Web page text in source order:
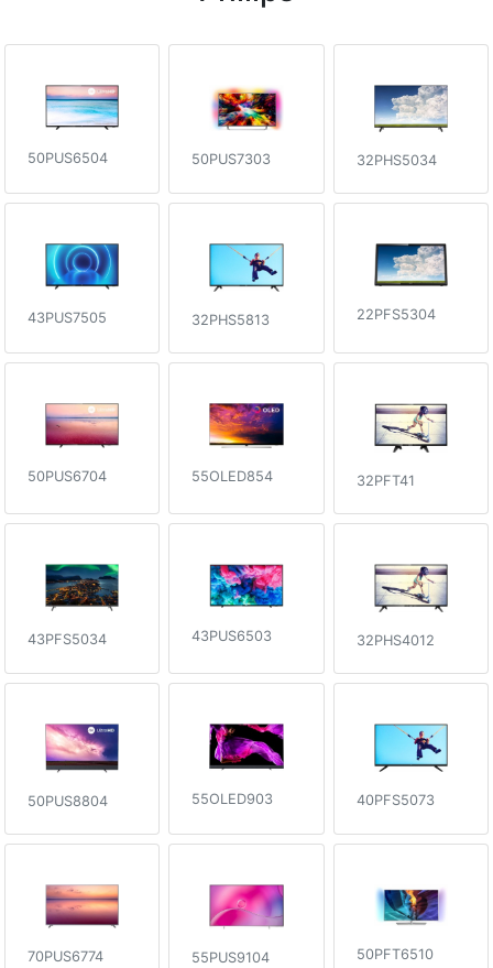
50PUS6504 50PUS7303 32PHS5034
43PUS7505 32PHS5813 22PFS5304
50PUS6704 55OLED854 32PFT41
43PFS5034 43PUS6503 32PHS4012
50PUS8804 55OLED903 40PFS5073
70PUS6774 55PUS9104 50PFT6510